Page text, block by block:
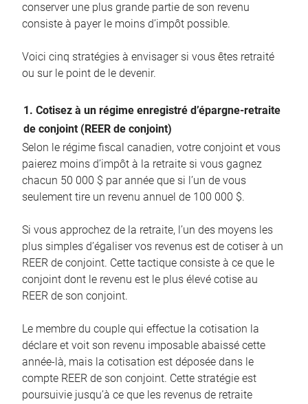
conserver une plus grande partie de son revenu
consiste à payer le moins d’impôt possible.
Voici cinq stratégies à envisager si vous êtes retraité
ou sur le point de le devenir.
1. Cotisez à un régime enregistré d’épargne-retraite
de conjoint (REER de conjoint)
Selon le régime fiscal canadien, votre conjoint et vous
paierez moins d’impôt à la retraite si vous gagnez
chacun 50 000 $ par année que si l’un de vous
seulement tire un revenu annuel de 100 000 $.
Si vous approchez de la retraite, l’un des moyens les
plus simples d’égaliser vos revenus est de cotiser à un
REER de conjoint. Cette tactique consiste à ce que le
conjoint dont le revenu est le plus élevé cotise au
REER de son conjoint.
Le membre du couple qui effectue la cotisation la
déclare et voit son revenu imposable abaissé cette
année-là, mais la cotisation est déposée dans le
compte REER de son conjoint. Cette stratégie est
poursuivie jusqu’à ce que les revenus de retraite